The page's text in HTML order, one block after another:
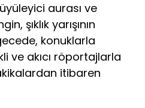
aurası ve
şıklık yarışının
konuklarla
ve akıcı röportajlarla
itibaren